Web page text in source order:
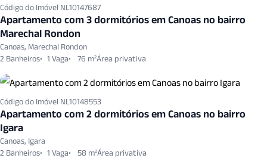
Código do Imóvel NL10147687
Apartamento com 3 dormitórios em Canoas no bairro
Marechal Rondon
Canoas, Marechal Rondon
2 Banheiros
1 Vaga 76 m²
Código do Imóvel NL10148553
Apartamento com 2 dormitórios em Canoas no bairro
Igara
Canoas, Igara
2 Banheiros
1 Vaga 58 m²